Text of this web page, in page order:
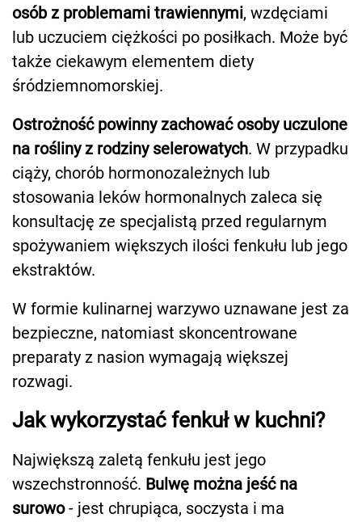
osób z problemami trawiennymi, wzdęciami
lub uczuciem ciężkości po posiłkach. Może być
także ciekawym elementem diety
śródziemnomorskiej.
Ostrożność powinny zachować osoby uczulone
na rośliny z rodziny selerowatych. W przypadku
ciąży, chorób hormonozależnych lub
stosowania leków hormonalnych zaleca się
konsultację ze specjalistą przed regularnym
spożywaniem większych ilości fenkułu lub jego
ekstraktów.
W formie kulinarnej warzywo uznawane jest za
bezpieczne, natomiast skoncentrowane
preparaty z nasion wymagają większej
rozwagi.
Jak wykorzystać fenkuł w kuchni?
Największą zaletą fenkułu jest jego
wszechstronność. Bulwę można jeść na
surowo- jest chrupiąca, soczysta i ma